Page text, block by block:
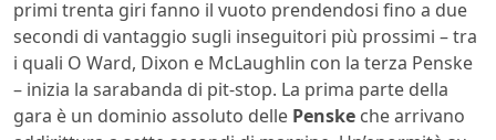
primi trenta giri fanno il vuoto prendendosi fino a due
secondi di vantaggio sugli inseguitori più prossimi – tra
i quali O Ward, Dixon e McLaughlin con la terza Penske
– inizia la sarabanda di pit-stop. La prima parte della
gara è un dominio assoluto delle Penske che arrivano